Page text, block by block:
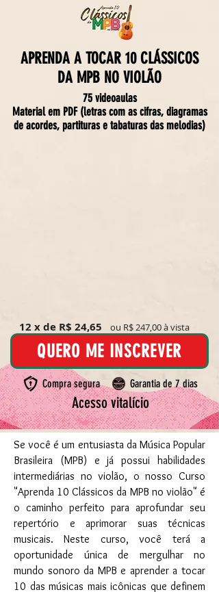
APRENDA A TOCAR 10 CLÁSSICOS
DA MPB NO VIOLÃO
75 videoaulas
Material em PDF (letras com as cifras, diagramas
de acordes, partituras e tabaturas das melodias)
12 x de R$ 24,65 ou R$ 247,00 à vista
QUERO ME INSCREVER
Compra segura Garantia de 7 dias
Acesso vitalício
Se você é um entusiasta da Música Popular
Brasileira (MPB) e já possui habilidades
intermediárias no violão, o nosso Curso
"Aprenda 10 Clássicos da MPB no violão" é
o caminho perfeito para aprofundar seu
repertório e aprimorar suas técnicas
musicais. Neste curso, você terá a
oportunidade única de mergulhar no
mundo sonoro da MPB e aprender a tocar
10 das músicas mais icônicas que definem